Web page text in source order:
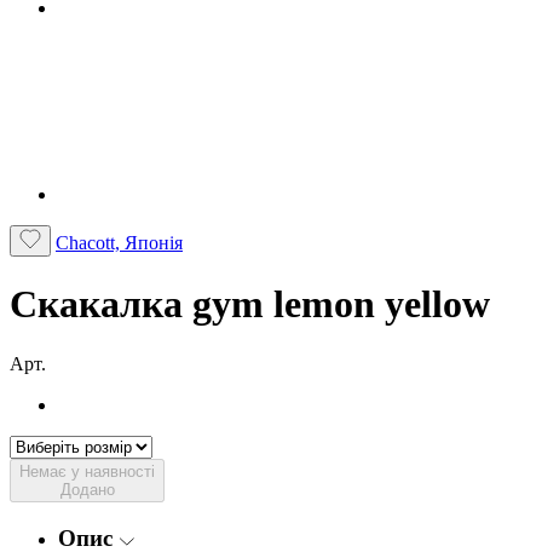
Chacott, Японія
Скакалка gym lemon yellow
Арт.
Немає у наявності
Додано
Опис